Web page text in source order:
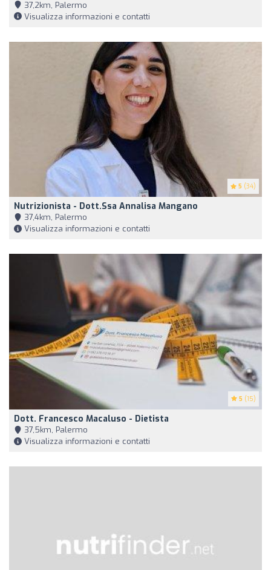
37,2km, Palermo
Visualizza informazioni e contatti
5 (34)
Nutrizionista - Dott.ssa Annalisa Mangano
37,4km, Palermo
Visualizza informazioni e contatti
5 (15)
Dott. Francesco Macaluso - Dietista
37,5km, Palermo
Visualizza informazioni e contatti